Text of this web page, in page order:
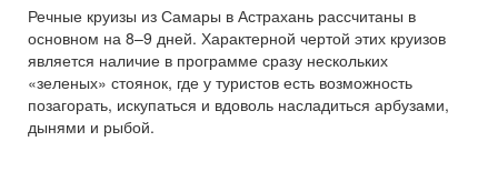
Речные круизы из Самары в Астрахань рассчитаны в
основном на 8–9 дней. Характерной чертой этих круизов
является наличие в программе сразу нескольких
«зеленых» стоянок, где у туристов есть возможность
позагорать, искупаться и вдоволь насладиться арбузами,
дынями и рыбой.